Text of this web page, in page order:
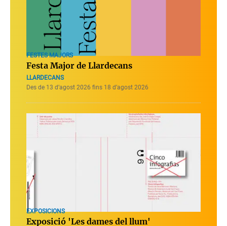
FESTES MAJORS
Festa Major de Llardecans
LLARDECANS
Des de 13 d’agost 2026 fins 18 d’agost 2026
EXPOSICIONS
Exposició 'Les dames del llum'